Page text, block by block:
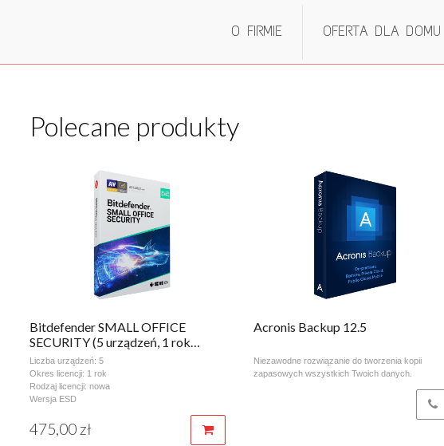
O FIRMIE OFERTA DLA DOMU
Polecane produkty
Bitdefender SMALL OFFICE
SECURITY (5 urządzeń, 1 rok…
Liczba urządzeń: 5
Okres licencji: 1 rok
Rodzaj licencji: nowa
Wersja ESD
475,00 zł
Acronis Backup 12.5
Niezawodne rozwiązanie do tworzenia kopii
zapasowych wszystkich Twoich danych.